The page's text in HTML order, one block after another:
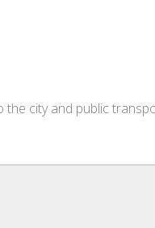
the city and public